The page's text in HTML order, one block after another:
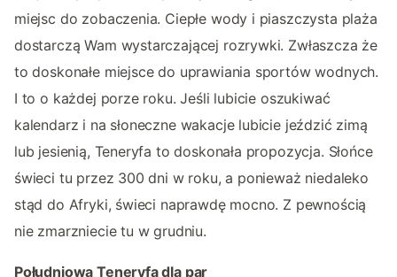
miejsc do zobaczenia. Ciepłe wody i piaszczysta plaża
dostarczą Wam wystarczającej rozrywki. Zwłaszcza że
to doskonałe miejsce do uprawiania sportów wodnych.
I to o każdej porze roku. Jeśli lubicie oszukiwać
kalendarz i na słoneczne wakacje lubicie jeździć zimą
lub jesienią, Teneryfa to doskonała propozycja. Słońce
świeci tu przez 300 dni w roku, a ponieważ niedaleko
stąd do Afryki, świeci naprawdę mocno. Z pewnością
nie zmarzniecie tu w grudniu.
Południowa Teneryfa dla par